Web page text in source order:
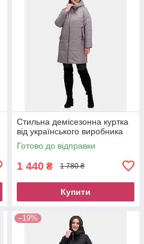
Стильна демісезонна куртка
від українського виробника
Готово до відправки
1 440 ₴ 1 780 ₴
Купити
–19%